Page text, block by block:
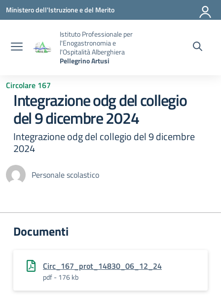
Vai ai contenuti
Vai al menu di navigazione
Vai al footer
Ministero dell'Istruzione e del Merito
Istituto Professionale per
l'Enogastronomia e
l'Ospitalità Alberghiera
Pellegrino Artusi
Circolare 167
Integrazione odg del collegio
del 9 dicembre 2024
Integrazione odg del collegio del 9 dicembre
2024
Personale scolastico
Documenti
Circ_167_prot_14830_06_12_24
pdf - 176 kb